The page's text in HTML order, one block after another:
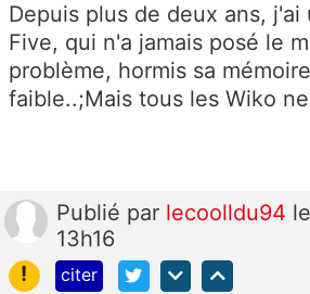
Depuis plus de deux ans, j'ai
Five, qui n'a jamais posé le
problème, hormis sa
faible..;Mais tous les Wiko
Publié par lecoolldu94
13h16
!
citer